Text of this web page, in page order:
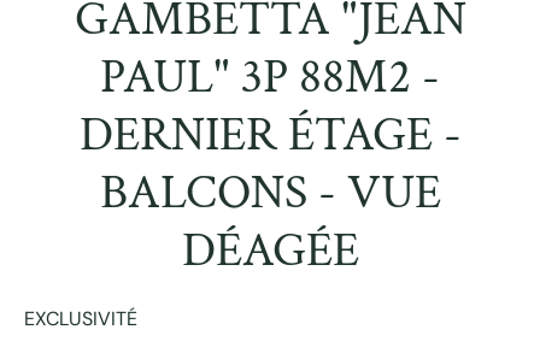
GAMBETTA "JEAN
PAUL" 3P 88M2 -
DERNIER ÉTAGE -
BALCONS - VUE
DÉAGÉE
EXCLUSIVITÉ